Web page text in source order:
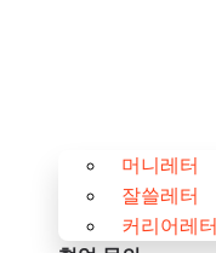
머니레터
잘쓸레터
커리어레터